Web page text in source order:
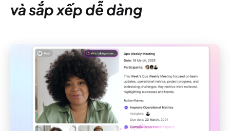
và sắp xếp dễ dàng